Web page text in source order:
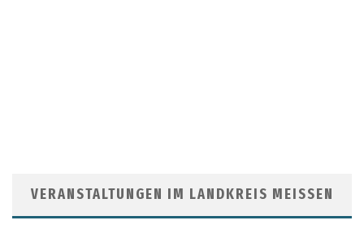
VERANSTALTUNGEN IM LANDKREIS MEISSEN